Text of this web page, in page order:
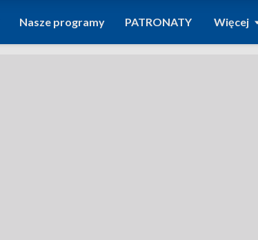
Nasze programy PATRONATY Więcej